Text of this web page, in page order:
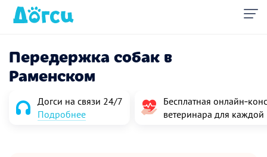
Передержка собак в
Раменском
Догси на связи 24/7
Подробнее
Бесплатная
ветеринара для